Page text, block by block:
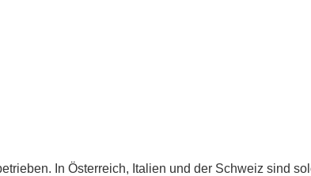
In Österreich, Italien und der Schweiz sind